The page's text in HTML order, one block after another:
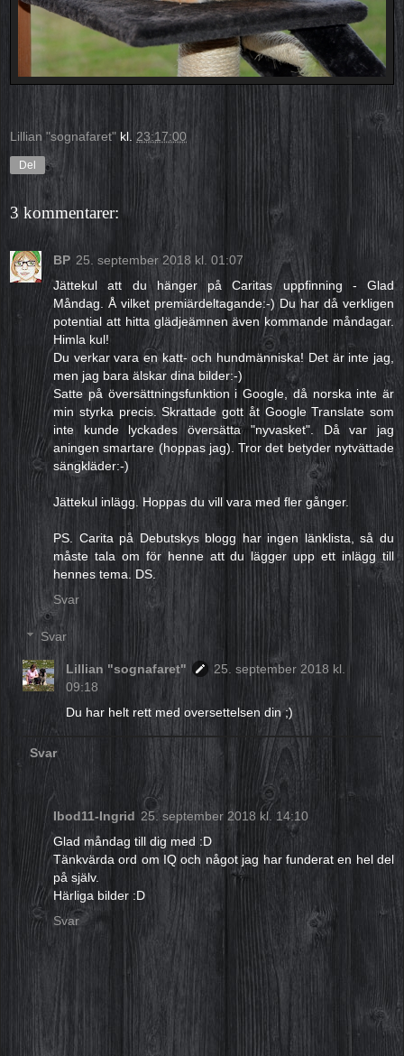
Lillian "sognafaret" kl. 23:17:00
Del
3 kommentarer:
BP 25. september 2018 kl. 01:07
Jättekul att du hänger på Caritas uppfinning - Glad
Måndag. Å vilket premiärdeltagande:-) Du har då verkligen
potential att hitta glädjeämnen även kommande måndagar.
Himla kul!
Du verkar vara en katt- och hundmänniska! Det är inte jag,
men jag bara älskar dina bilder:-)
Satte på översättningsfunktion i Google, då norska inte är
min styrka precis. Skrattade gott åt Google Translate som
inte kunde lyckades översätta "nyvasket". Då var jag
aningen smartare (hoppas jag). Tror det betyder nytvättade
sängkläder:-)
Jättekul inlägg. Hoppas du vill vara med fler gånger.
PS. Carita på Debutskys blogg har ingen länklista, så du
måste tala om för henne att du lägger upp ett inlägg till
hennes tema. DS.
Svar
Svar
Lillian "sognafaret"
25. september 2018 kl.
09:18
Du har helt rett med oversettelsen din ;)
Svar
Ibod11-Ingrid 25. september 2018 kl. 14:10
Glad måndag till dig med :D
Tänkvärda ord om IQ och något jag har funderat en hel del
på själv.
Härliga bilder :D
Svar